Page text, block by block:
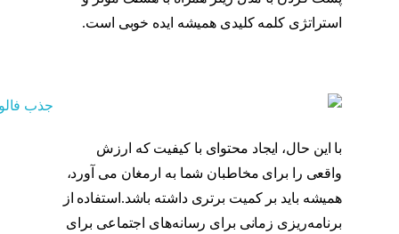
استراتژی کلمه کلیدی همیشه ایده خوبی است.
با این حال، ایجاد محتوای با کیفیت که ارزش
واقعی را برای مخاطبان شما به ارمغان می آورد،
همیشه باید بر کمیت برتری داشته باشد.استفاده از
برنامه‌ریزی زمانی برای رسانه‌های اجتماعی برای